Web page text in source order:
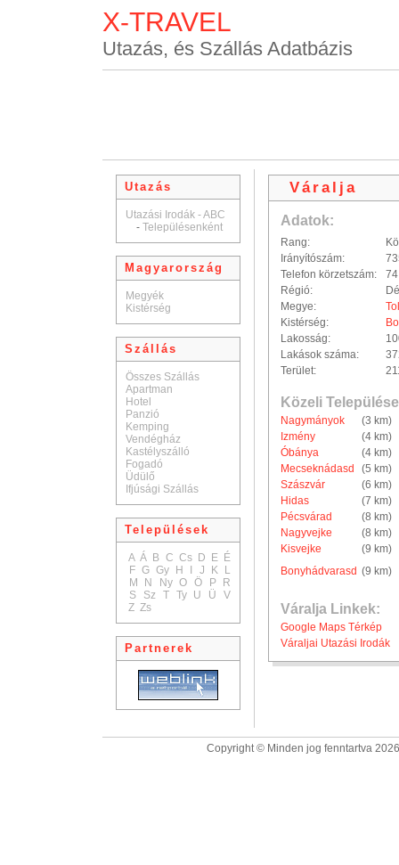
X-TRAVEL
Utazás, és Szállás Adatbázis
Utazás
Utazási Irodák - ABC
- Településenként
Magyarország
Megyék
Kistérség
Szállás
Összes Szállás
Apartman
Hotel
Panzió
Kemping
Vendégház
Kastélyszálló
Fogadó
Üdülő
Ifjúsági Szállás
Települések
A Á B C Cs D E É
F G Gy H J K
L
M
N Ny O Ö P
R
S
Sz T Ty U Ü
V
Z Zs
Partnerek
Váralja
Adatok:
Rang:
Irányítószám:
Telefon körzetszám:
74
Régió:
Megye:
Kistérség:
Lakosság:
Lakások száma:
Terület:
Közeli
Nagymányok
(3 km)
Izmény
(4 km)
Óbánya
(4 km)
Mecseknádasd
(5 km)
Szászvár
(6 km)
Hidas
(7 km)
Pécsvárad
(8 km)
Nagyvejke
(8 km)
Kisvejke
(9 km)
Bonyhádvarasd (9 km)
Váralja Linkek:
Google Maps Térkép
Váraljai Utazási Irodák
Copyright © Minden jog fenntartva